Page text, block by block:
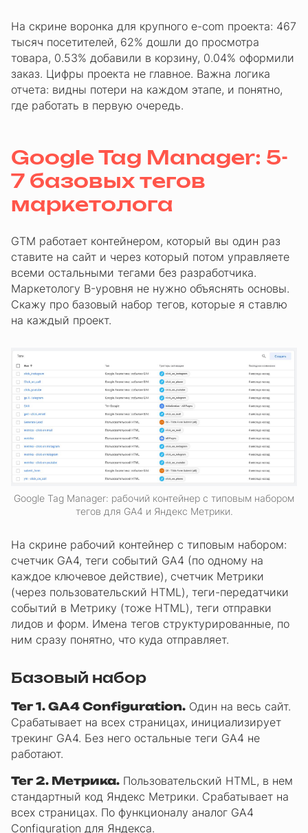
На скрине воронка для крупного e-com проекта: 467
тысяч посетителей, 62% дошли до просмотра
товара, 0.53% добавили в корзину, 0.04% оформили
заказ. Цифры проекта не главное. Важна логика
отчета: видны потери на каждом этапе, и понятно,
где работать в первую очередь.
Google Tag Manager: 5-
7 базовых тегов
маркетолога
GTM работает контейнером, который вы один раз
ставите на сайт и через который потом управляете
всеми остальными тегами без разработчика.
Маркетологу B-уровня не нужно объяснять основы.
Скажу про базовый набор тегов, которые я ставлю
на каждый проект.
Google Tag Manager: рабочий контейнер с типовым набором
тегов для GA4 и Яндекс Метрики.
На скрине рабочий контейнер с типовым набором:
счетчик GA4, теги событий GA4 (по одному на
каждое ключевое действие), счетчик Метрики
(через пользовательский HTML), теги-передатчики
событий в Метрику (тоже HTML), теги отправки
лидов и форм. Имена тегов структурированные, по
ним сразу понятно, что куда отправляет.
Базовый набор
Тег 1. GA4 Configuration. Один на весь сайт.
Срабатывает на всех страницах, инициализирует
трекинг GA4. Без него остальные теги GA4 не
работают.
Тег 2. Метрика. Пользовательский HTML, в нем
стандартный код Яндекс Метрики. Срабатывает на
всех страницах. По функционалу аналог GA4
Configuration для Яндекса.